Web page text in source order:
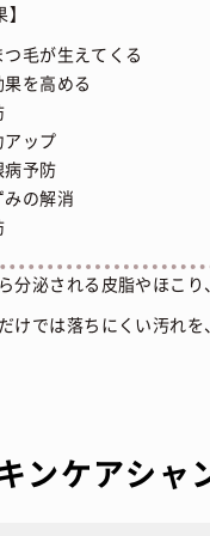
毛が生えてくる
を高める
アップ
病予防
の解消
分泌される皮脂やほこ
けでは落ちにくい汚れ
ンケアシャ